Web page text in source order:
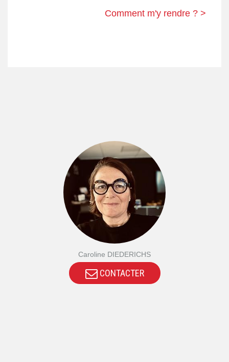
Comment m'y rendre ? >
Caroline DIEDERICHS
CONTACTER